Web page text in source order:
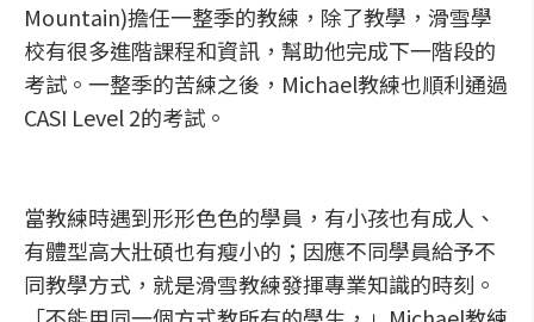
Mountain)擔任一整季的教練，除了教學，滑雪學
校有很多進階課程和資訊，幫助他完成下一階段的
考試。一整季的苦練之後，Michael教練也順利通過
CASI Level 2的考試。
當教練時遇到形形色色的學員，有小孩也有成人、
有體型高大壯碩也有瘦小的；因應不同學員給予不
同教學方式，就是滑雪教練發揮專業知識的時刻。